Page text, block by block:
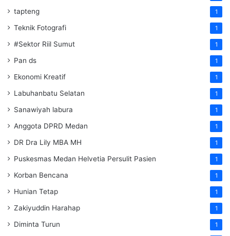
tapteng 1
Teknik Fotografi 1
#Sektor Riil Sumut 1
Pan ds 1
Ekonomi Kreatif 1
Labuhanbatu Selatan 1
Sanawiyah labura 1
Anggota DPRD Medan 1
DR Dra Lily MBA MH 1
Puskesmas Medan Helvetia Persulit Pasien 1
Korban Bencana 1
Hunian Tetap 1
Zakiyuddin Harahap 1
Diminta Turun 1